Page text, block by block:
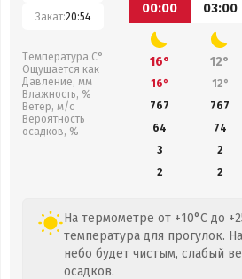
Закат:20:54
Температура С°
Ощущается как
Давление, мм
Влажность, %
Ветер, м/с
Вероятность
осадков, %
00:00
03:00
16° 12°
16° 12°
767
767
64
74
3
2
2
2
На термометре от +10°C до
температура для прогулок.
небо будет чистым, слабый
осадков.